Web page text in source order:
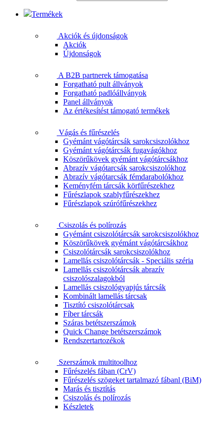
Termékek
Akciók és újdonságok
Akciók
Újdonságok
A B2B partnerek támogatása
Forgatható pult állványok
Forgatható padlóállványok
Panel állványok
Az értékesítést támogató termékek
Vágás és fűrészelés
Gyémánt vágótárcsák sarokcsiszolókhoz
Gyémánt vágótárcsák fugavágókhoz
Köszörűkövek gyémánt vágótárcsákhoz
Abrazív vágótarcsák sarokcsiszolókhoz
Abrazív vágótarcsák fémdarabolókhoz
Keményfém tárcsák körfűrészekhez
Fűrészlapok szablyfűrészekhez
Fűrészlapok szúrófűrészekhez
Csiszolás és polírozás
Gyémánt csiszolótárcsák sarokcsiszolókhoz
Köszörűkövek gyémánt vágótárcsákhoz
Csiszolótárcsák sarokcsiszolókhoz
Lamellás csiszolótárcsák - Speciális széria
Lamellás csiszolótárcsák abrazív
csiszolószalagokból
Lamellás csiszológyapjús tárcsák
Kombinált lamellás tárcsak
Tisztító csiszolótárcsak
Fíber tárcsák
Száras betétszerszámok
Quick Change betétszerszámok
Rendszertartozékok
Szerszámok multitoolhoz
Fűrészelés fában (CrV)
Fűrészelés szögeket tartalmazó fábanl (BiM)
Marás és tisztítás
Csiszolás és polírozás
Készletek